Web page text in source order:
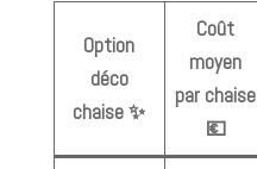
Option
déco
chaise ✨
Coût
moyen
par chaise
💶